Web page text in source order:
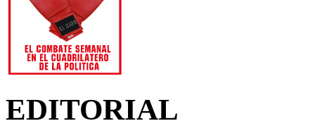
EDITORIAL